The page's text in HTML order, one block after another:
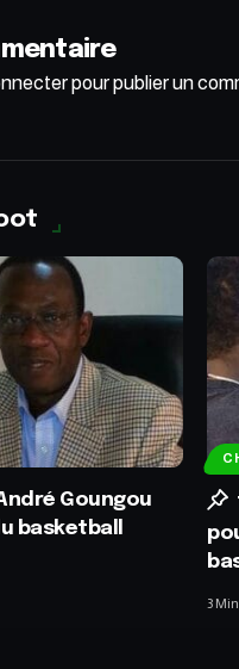
pour publier un
Goungou
basketball
3